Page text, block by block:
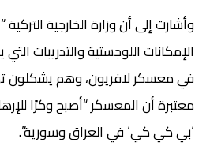
وأشارت إلى أن وزارة الخارجية
الإمكانات اللوجستية والتدريبات
في معسكر لافريون، وهم يشكلون
معتبرة أن المعسكر “أصبح وكرًا
‘بي كي كي‘ في العراق وسورية”.